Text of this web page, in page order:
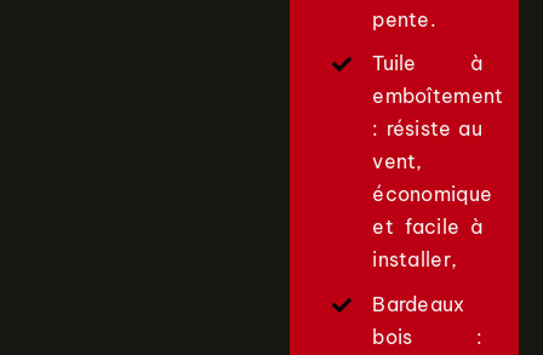
pente.
Tuile à
emboîtement
: résiste au
vent,
économique
et facile à
installer,
Bardeaux
bois :